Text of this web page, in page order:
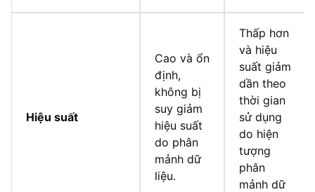
Hiệu suất
Cao và ổn
định,
không bị
suy giảm
hiệu suất
do phân
mảnh dữ
liệu.
Thấp hơn
và hiệu
suất giảm
dần theo
thời gian
sử dụng
do hiện
tượng
phân
mảnh dữ